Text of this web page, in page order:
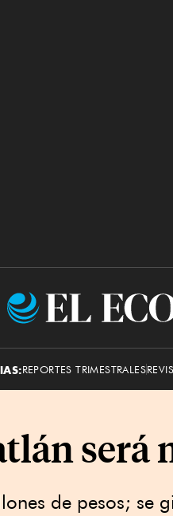
REPORTES TRIMESTRALES
será
de pesos; se